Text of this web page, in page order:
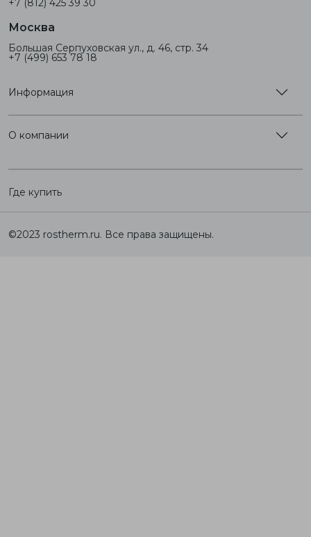
+7 (812) 425 39 30
Москва
Большая Серпуховская ул., д. 46, стр. 34
+7 (499) 653 78 18
Информация
О компании
Где купить
©2023 rostherm.ru. Все права защищены.